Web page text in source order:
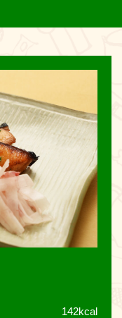
142kcal